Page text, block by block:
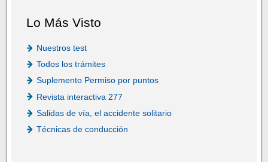
Lo Más Visto
Nuestros test
Todos los trámites
Suplemento Permiso por puntos
Revista interactiva 277
Salidas de vía, el accidente solitario
Técnicas de conducción